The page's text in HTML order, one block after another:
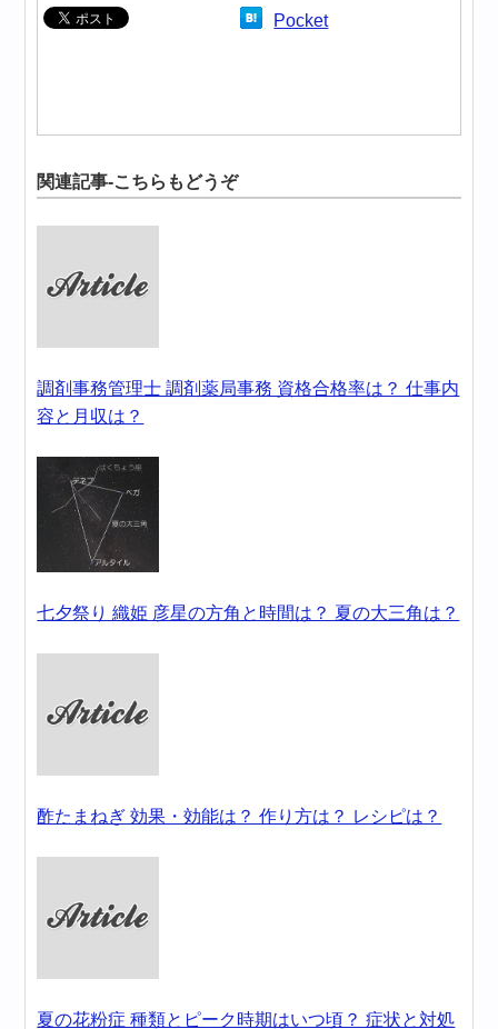
Pocket
関連記事-こちらもどうぞ
調剤事務管理士 調剤薬局事務 資格合格率は？ 仕事内
容と月収は？
七夕祭り 織姫 彦星の方角と時間は？ 夏の大三角は？
酢たまねぎ 効果・効能は？ 作り方は？ レシピは？
夏の花粉症 種類とピーク時期はいつ頃？ 症状と対処